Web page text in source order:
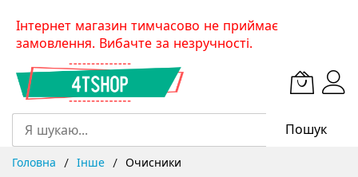
SkipІнтернет магазин тимчасово не приймає
замовлення. Вибачте за незручності.
Пошук
Головна Інше Очисники